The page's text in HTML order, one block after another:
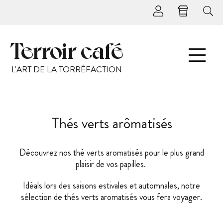
Terroir café
L'ART DE LA TORRÉFACTION
Thés verts arômatisés
Découvrez nos thé verts aromatisés pour le plus grand
plaisir de vos papilles.
Idéals lors des saisons estivales et automnales, notre
sélection de thés verts aromatisés vous fera voyager.